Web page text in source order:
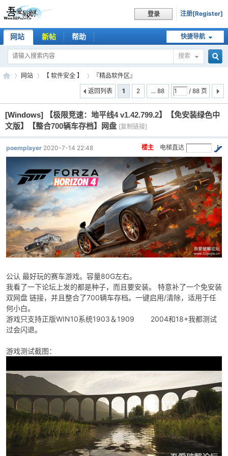
登录 注册[Register]
快捷导航
网站 新帖 帮助
搜索
索
吾
爱
破
解
»
网站
›
【 软件安全 】
›
『精品软件区』
1
2 ... 88 / 88 页
返回列表
[Windows]
【极限竞速：地平线4 v1.42.799.2】【免安装绿色中
文版】【整合700辆车存档】网盘 [复制链接]
电梯直达
楼主
poemplayer 2020-7-14 22:48
公认 最好玩的赛车游戏。容量80G左右。
我看了一下论坛上发的都是种子，而且要安装。 特意补了一个免安装
双网盘 链接，并且整合了700辆车存档。一键启用/清除，适用于任
何小白。
游戏只支持正版WIN10系统1903＆1909 2004和18+我都测试
过会闪退。
游戏测试截图：